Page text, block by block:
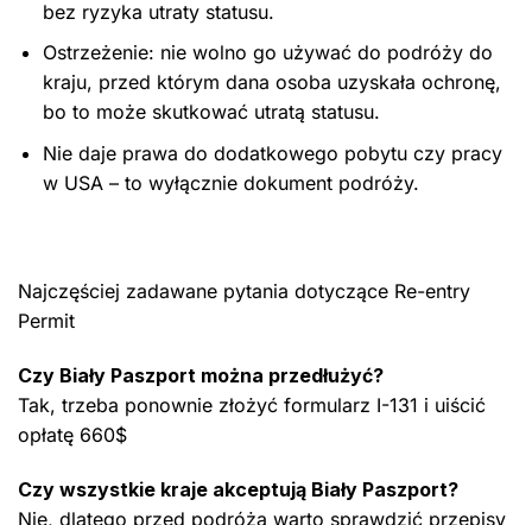
bez ryzyka utraty statusu.
Ostrzeżenie: nie wolno go używać do podróży do
kraju, przed którym dana osoba uzyskała ochronę,
bo to może skutkować utratą statusu.
Nie daje prawa do dodatkowego pobytu czy pracy
w USA – to wyłącznie dokument podróży.
Najczęściej zadawane pytania dotyczące Re-entry
Permit
Czy Biały Paszport można przedłużyć?
Tak, trzeba ponownie złożyć formularz I-131 i uiścić
opłatę 660$
Czy wszystkie kraje akceptują Biały Paszport?
Nie, dlatego przed podróżą warto sprawdzić przepisy